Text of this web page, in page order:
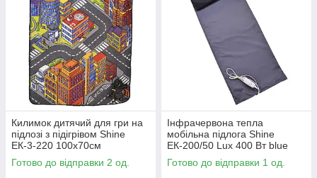
Килимок дитячий для гри на
підлозі з підігрівом Shine
ЕК-3-220 100х70см
(SHiz16022)
Готово до відправки 2 од.
Інфрачервона тепла
мобільна підлога Shine
ЕК-200/50 Lux 400 Вт blue
220 В (SHiz16173)
Готово до відправки 1 од.